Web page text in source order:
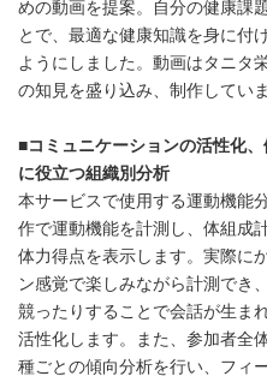
めの動画を提案。自分の健康課
とで、最適な健康知識を身に付
ようにしました。動画はタニタ
の知見を盛り込み、制作していま
■コミュニケーションの活性化
に役立つ組織別分析
本サービスで使用する運動機能
作で運動機能を計測し、体組成
体力得点を表示します。実際に
ン感覚で楽しみながら計測でき
競ったりすることで会話が生ま
活性化します。また、参加者全
種ごとの傾向分析を行い、フィ